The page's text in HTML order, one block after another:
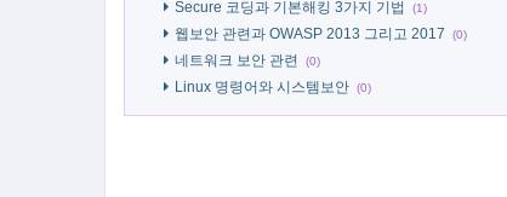
Secure 코딩과 기본해킹 3가지 기법 (1)
웹보안 관련과 OWASP 2013 그리고 2017 (0)
네트워크 보안 관련 (0)
Linux 명령어와 시스템보안 (0)